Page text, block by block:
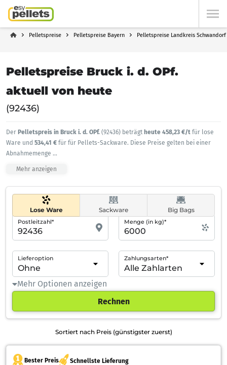
Pelletspreise Pelletspreise Bayern Pelletspreise Landkreis Schwandorf
Pelletspreise Bruck i. d. OPf.
aktuell von heute
(92436)
Der Pelletspreis in Bruck i. d. OPf. (92436) beträgt heute 458,23 €/t für lose
Ware und 534,41 € für für Pellets-Sackware. Diese Preise gelten bei einer
Abnahmemenge ...
Mehr anzeigen
Lose Ware Sackware Big Bags
Postleitzahl* Menge (in kg)*
Lieferoption Zahlungsarten*
Mehr Optionen anzeigen
Rechnen
Sortiert nach Preis (günstigster zuerst)
Bester Preis Schnellste Lieferung